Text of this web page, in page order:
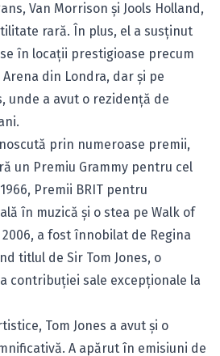
Van Morrison și Jools Holland,
rară. În plus, el a susținut
în locații prestigioase precum
Arena din Londra, dar și pe
unde a avut o rezidență de
prin numeroase premii,
un Premiu Grammy pentru cel
Premii BRIT pentru
în muzică și o stea pe Walk of
2006, a fost înnobilat de Regina
titlul de Sir Tom Jones, o
contribuției sale excepționale la
Tom Jones a avut și o
A apărut în emisiuni de